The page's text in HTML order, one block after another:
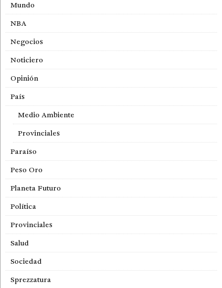
Mundo
NBA
Negocios
Noticiero
Opinión
País
Medio Ambiente
Provinciales
Paraíso
Peso Oro
Planeta Futuro
Política
Provinciales
Salud
Sociedad
Sprezzatura